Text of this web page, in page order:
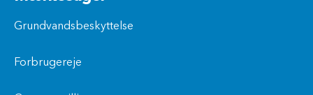
Grundvandsbeskyttelse
Forbrugereje